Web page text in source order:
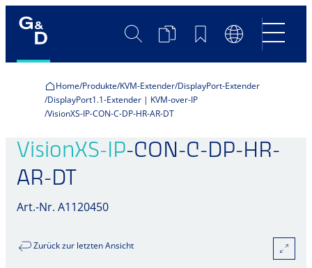
SucheProduktvergleich
Merkliste
Home Produkte KVM-Extender DisplayPort-Extender
DisplayPort1.1-Extender | KVM-over-IP
VisionXS-IP-CON-C-DP-HR-AR-DT
VisionXS-IP-CON-C-DP-HR-
AR-DT
Art.-Nr. A1120450
Zurück zur letzten Ansicht